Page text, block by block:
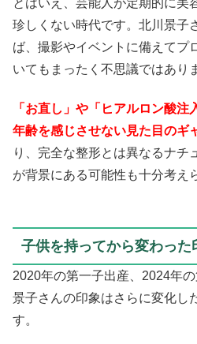
珍しくない時代です。北川景子
ば、撮影やイベントに備えてプ
いてもまったく不思議ではあり
「お直し」や「ヒアルロン酸注
年齢を感じさせない見た目のギ
り、完全な整形とは異なるナチ
が背景にある可能性も十分考え
子供を持ってから変わった
2020年の第一子出産、2024年の
景子さんの印象はさらに変化し
す。